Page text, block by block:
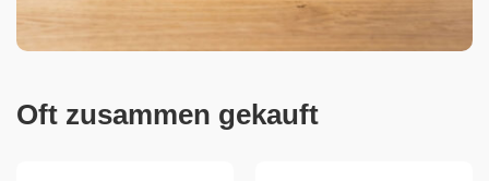
Oft zusammen gekauft